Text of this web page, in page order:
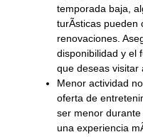
temporada baja,
turÃ­sticas pueden
renovaciones.
disponibilidad y el
que deseas visitar
Menor actividad
oferta de
ser menor
una experiencia